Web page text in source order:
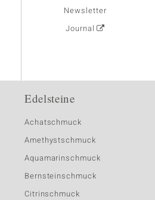
Newsletter
Journal
Edelsteine
Achatschmuck
Amethystschmuck
Aquamarinschmuck
Bernsteinschmuck
Citrinschmuck